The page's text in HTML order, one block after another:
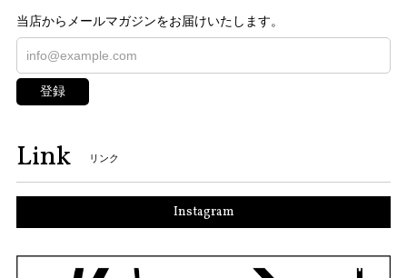
当店からメールマガジンをお届けいたします。
登録
Link リンク
Instagram